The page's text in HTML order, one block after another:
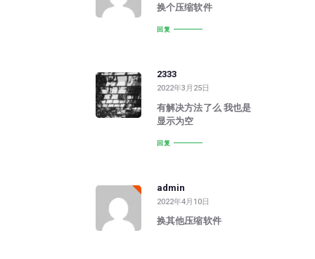
换个压缩软件
回复
2333
2022年3月25日
有解决方法了么 我也是
显示为空
回复
admin
2022年4月10日
换其他压缩软件